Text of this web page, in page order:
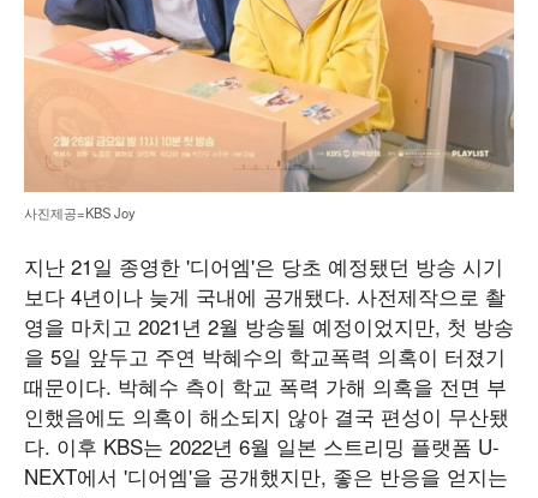
사진제공=KBS Joy
지난 21일 종영한 '디어엠'은 당초 예정됐던 방송 시기
보다 4년이나 늦게 국내에 공개됐다. 사전제작으로 촬
영을 마치고 2021년 2월 방송될 예정이었지만, 첫 방송
을 5일 앞두고 주연 박혜수의 학교폭력 의혹이 터졌기
때문이다. 박혜수 측이 학교 폭력 가해 의혹을 전면 부
인했음에도 의혹이 해소되지 않아 결국 편성이 무산됐
다. 이후 KBS는 2022년 6월 일본 스트리밍 플랫폼 U-
NEXT에서 '디어엠'을 공개했지만, 좋은 반응을 얻지는